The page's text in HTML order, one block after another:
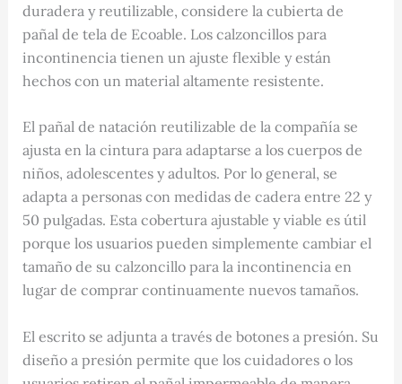
duradera y reutilizable, considere la cubierta de
pañal de tela de Ecoable. Los calzoncillos para
incontinencia tienen un ajuste flexible y están
hechos con un material altamente resistente.
El pañal de natación reutilizable de la compañía se
ajusta en la cintura para adaptarse a los cuerpos de
niños, adolescentes y adultos. Por lo general, se
adapta a personas con medidas de cadera entre 22 y
50 pulgadas. Esta cobertura ajustable y viable es útil
porque los usuarios pueden simplemente cambiar el
tamaño de su calzoncillo para la incontinencia en
lugar de comprar continuamente nuevos tamaños.
El escrito se adjunta a través de botones a presión. Su
diseño a presión permite que los cuidadores o los